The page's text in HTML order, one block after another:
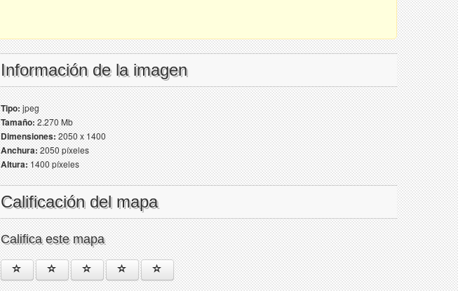
Información de la imagen
Tipo:jpeg
Tamaño:2.270 Mb
Dimensiones:2050 x 1400
Anchura:2050 píxeles
Altura:1400 píxeles
Calificación del mapa
Califica este mapa